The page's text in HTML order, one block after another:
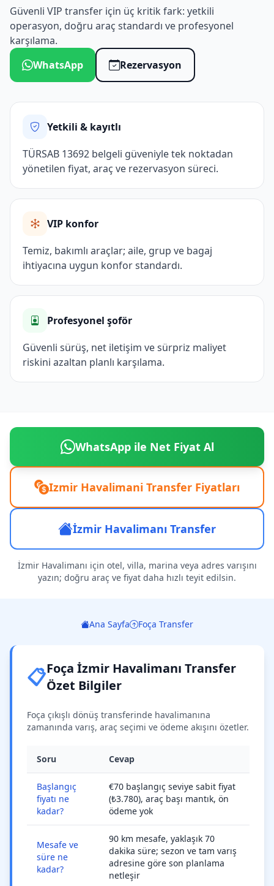
Güvenli VIP transfer için üç kritik fark: yetkili
operasyon, doğru araç standardı ve profesyonel
karşılama.
WhatsApp
Rezervasyon
Yetkili & kayıtlı
TÜRSAB 13692 belgeli güveniyle tek noktadan
yönetilen fiyat, araç ve rezervasyon süreci.
VIP konfor
Temiz, bakımlı araçlar; aile, grup ve bagaj
ihtiyacına uygun konfor standardı.
Profesyonel şoför
Güvenli sürüş, net iletişim ve sürpriz maliyet
riskini azaltan planlı karşılama.
WhatsApp ile Net Fiyat Al
Izmir Havalimani Transfer Fiyatları
İzmir Havalimanı Transfer
İzmir Havalimanı için otel, villa, marina veya adres varışını
yazın; doğru araç ve fiyat daha hızlı teyit edilsin.
Ana Sayfa Foça Transfer
📋Foça İzmir Havalimanı Transfer
Özet Bilgiler
Foça çıkışlı dönüş transferinde havalimanına
zamanında varış, araç seçimi ve ödeme akışını özetler.
Soru Cevap
Başlangıç
fiyatı ne
kadar?
€70 başlangıç seviye sabit fiyat
(₺3.780), araç başı mantık, ön
ödeme yok
Mesafe ve
süre ne
kadar?
90 km mesafe, yaklaşık 70
dakika süre; sezon ve tam varış
adresine göre son planlama
netleşir